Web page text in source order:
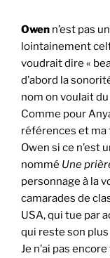
Owen n’est pas
lointainement
voudrait dire «
d’abord la
nom on voulait
Comme pour
références et ma
Owen si ce n’est
nommé Une
personnage à la
camarades de
USA, qui tue par
qui reste son
Je n’ai pas